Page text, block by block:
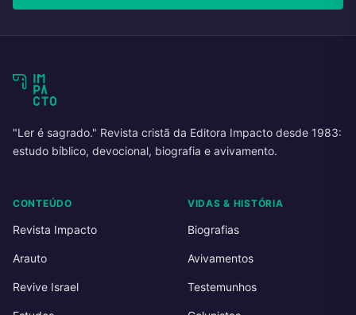
"Ler é sagrado." Revista cristã da Editora Impacto desde 1983:
estudo bíblico, devocional, biografia e avivamento.
CONTEÚDO
Revista Impacto
Arauto
Revive Israel
VIDAS & HISTÓRIA
Biografias
Avivamentos
Testemunhos